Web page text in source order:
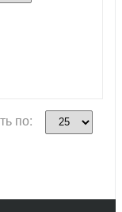
по: